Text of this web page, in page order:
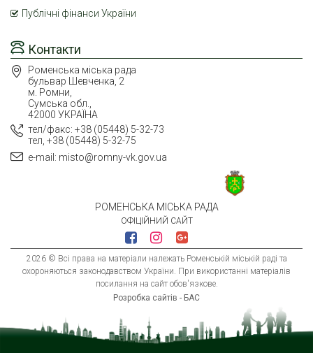
РОМЕНСЬКА МІСЬКА РАДА
ОФІЦІЙНИЙ САЙТ
2026 © Всі права на матеріали належать Роменській міській раді та
охороняються законодавством України. При використанні матеріалів
посилання на сайт обов'язкове.
Розробка сайтів - БАС
Контакти
Роменська міська рада
бульвар Шевченка, 2
м. Ромни,
Сумська обл.,
42000 УКРАЇНА
тел/факс: +38 (05448) 5-32-73
тел, +38 (05448) 5-32-75
e-mail: misto@romny-vk.gov.ua
Публічні фінанси України